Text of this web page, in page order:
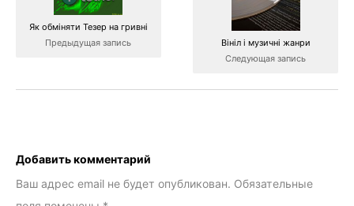
Як обміняти Тезер на гривні
Предыдущая запись
Вініл і музичні жанри
Следующая запись
Добавить комментарий
Ваш адрес email не будет опубликован. Обязательные